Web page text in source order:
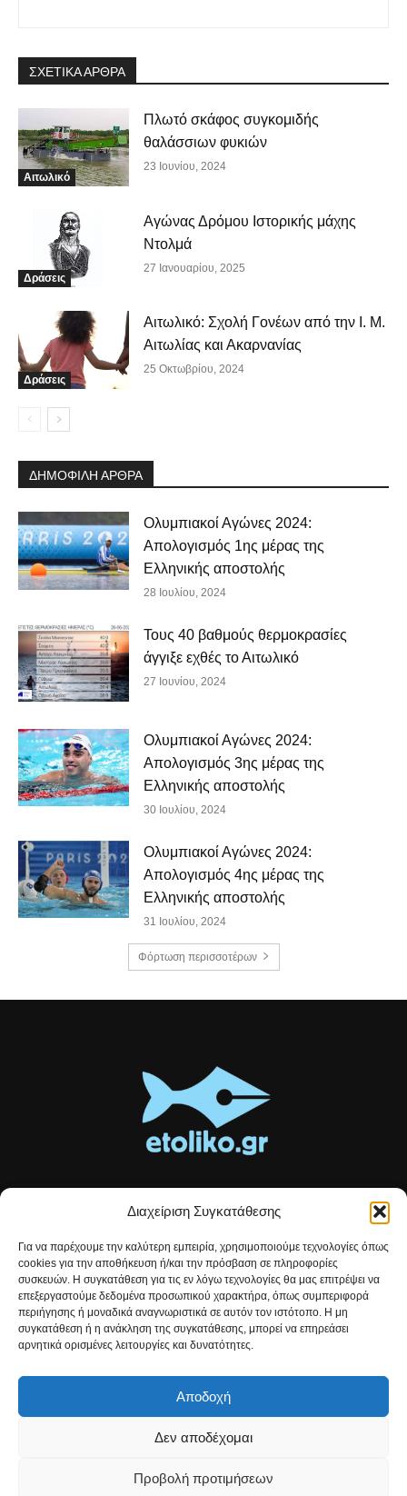
Διαχείριση Συγκατάθεσης
Για να παρέχουμε την καλύτερη εμπειρία, χρησιμοποιούμε τεχνολογίες όπως
cookies για την αποθήκευση ή/και την πρόσβαση σε πληροφορίες
συσκευών. Η συγκατάθεση για τις εν λόγω τεχνολογίες θα μας επιτρέψει να
επεξεργαστούμε δεδομένα προσωπικού χαρακτήρα, όπως συμπεριφορά
περιήγησης ή μοναδικά αναγνωριστικά σε αυτόν τον ιστότοπο. Η μη
συγκατάθεση ή η ανάκληση της συγκατάθεσης, μπορεί να επηρεάσει
αρνητικά ορισμένες λειτουργίες και δυνατότητες.
Αποδοχή
Δεν αποδέχομαι
Προβολή προτιμήσεων
ΣΧΕΤΙΚΑ ΑΡΘΡΑ
Αιτωλικό
Πλωτό σκάφος συγκομιδής
θαλάσσιων φυκιών
23 Ιουνίου, 2024
Δράσεις
Αγώνας Δρόμου Ιστορικής μάχης
Ντολμά
27 Ιανουαρίου, 2025
Δράσεις
Αιτωλικό: Σχολή Γονέων από την Ι. Μ.
Αιτωλίας και Ακαρνανίας
25 Οκτωβρίου, 2024
ΔΗΜΟΦΙΛΗ ΑΡΘΡΑ
Ολυμπιακοί Αγώνες 2024:
Απολογισμός 1ης μέρας της
Ελληνικής αποστολής
28 Ιουλίου, 2024
Τους 40 βαθμούς θερμοκρασίες
άγγιξε εχθές το Αιτωλικό
27 Ιουνίου, 2024
Ολυμπιακοί Αγώνες 2024:
Απολογισμός 3ης μέρας της
Ελληνικής αποστολής
30 Ιουλίου, 2024
Ολυμπιακοί Αγώνες 2024:
Απολογισμός 4ης μέρας της
Ελληνικής αποστολής
31 Ιουλίου, 2024
Φόρτωση περισσοτέρων
Τοπικές ειδήσεις, αναλύσεις και ιστορίες από το Αιτωλικό
Αρθρογραφία που συνδέει, εμπνέει και ενημερώνει.
Επικοινωνήστε μαζί μας:etolikogr@gmail.com
ΒΡΕΙΤΕ ΜΑΣ